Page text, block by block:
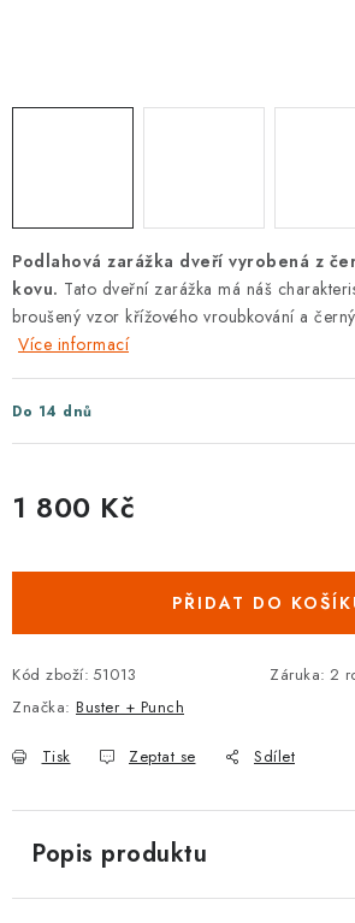
CYLINDRICKÉ VLOŽKY
VISACÍ ZÁMKY
ZÁMKY, PETLICE A ZÁVORY
SPECIÁLNÍ KOVÁNÍ
DOPLŇKY KE DVEŘÍM
SCHRÁNKY NA KLÍČE
TREZORY
Podlahová zarážka dveří vyrobená z
kovu. Tato dveřní zarážka má náš
broušený vzor křížového vroubkování a
Více informací
Do 14 dnů
1 800 Kč
PŘIDAT DO
Kód zboží: 51013 Záruka: 2
Značka: Buster + Punch
Tisk Zeptat se Sdílet
Popis produktu